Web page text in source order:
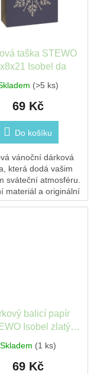
taška STEWO
Isobel da
(>5 ks)
69 Kč
Do košíku
vánoční dárková
která dodá vašim
sváteční atmosféru.
materiál a originální
že každý dárek
balicí papír
Isobel zlatý
70x200cm
Skladem (1 ks)
69 Kč